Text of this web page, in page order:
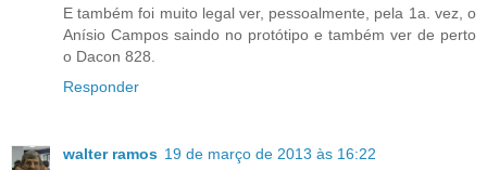
E também foi muito legal ver, pessoalmente, pela 1a. vez, o
Anísio Campos saindo no protótipo e também ver de perto
o Dacon 828.
Responder
walter ramos 19 de março de 2013 às 16:22